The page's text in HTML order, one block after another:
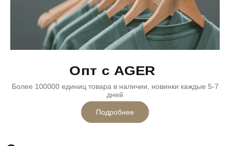
Опт с AGER
Более 100000 единиц товара в наличии, новинки каждые 5-7
дней
Подробнее